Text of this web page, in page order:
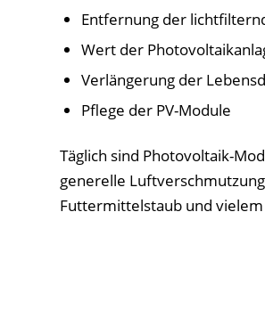
Entfernung der
Wert der
Verlängerung der
Pflege der PV-Module
Täglich sind Photovoltaik-
generelle
Futtermittelstaub und